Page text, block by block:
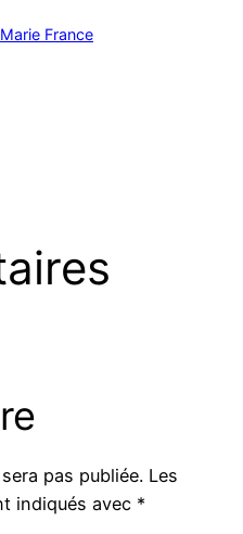
Marie France
pas publiée. Les
indiqués avec *